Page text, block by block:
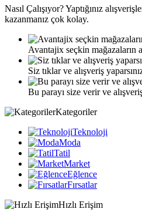
Nasıl Çalışıyor?Yaptığınız
kazanmanız çok kolay.
Avantajix seçkin mağazaların
Siz tıklar ve alışveriş
Bu parayı size verir ve
Kategoriler
Teknoloji
Moda
Tatil
Market
Eğlence
Fırsatlar
Hızlı Erişim